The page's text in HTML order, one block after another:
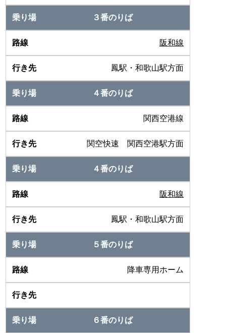
３番のりば
阪和線
鳳駅・和歌山駅方面
４番のりば
関西空港線
関空快速 関西空港駅方面
４番のりば
阪和線
鳳駅・和歌山駅方面
５番のりば
降車専用ホーム
６番のりば